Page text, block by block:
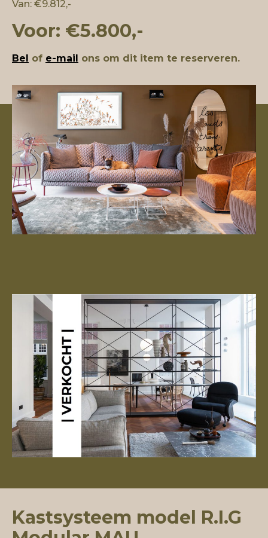
Van: €9.812,-
Voor: €5.800,-
Bel of e-mail ons om dit item te reserveren.
Kastsysteem model R.I.G